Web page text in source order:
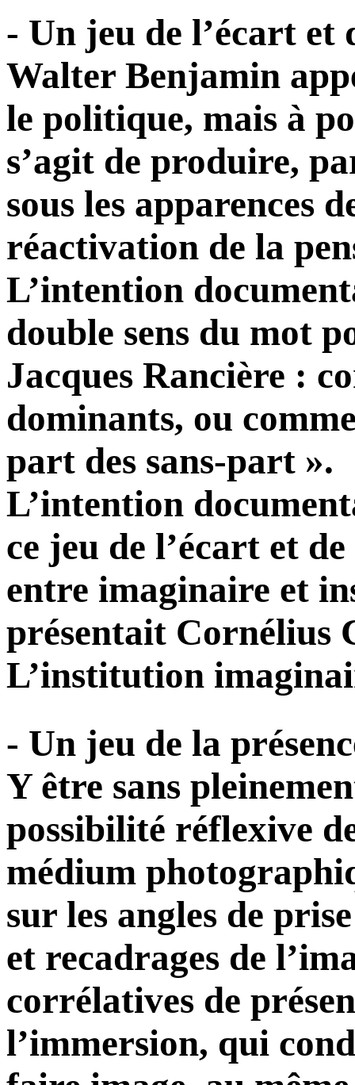
- Un jeu de l’écart et
Walter Benjamin
le politique, mais à
s’agit de produire,
sous les apparences
réactivation de la
L’intention
double sens du mot
Jacques Rancière :
dominants, ou
part des sans-part ».
L’intention
ce jeu de l’écart et
entre imaginaire et
présentait Cornélius
L’institution
- Un jeu de la
Y être sans
possibilité réflexive
médium
sur les angles de
et recadrages de
corrélatives de
l’immersion, qui